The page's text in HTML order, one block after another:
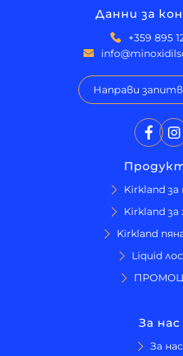
Данни за
+359 895
Направи
Kirkland
Kirkland
Kirkland
Liquid
За нас
За нас